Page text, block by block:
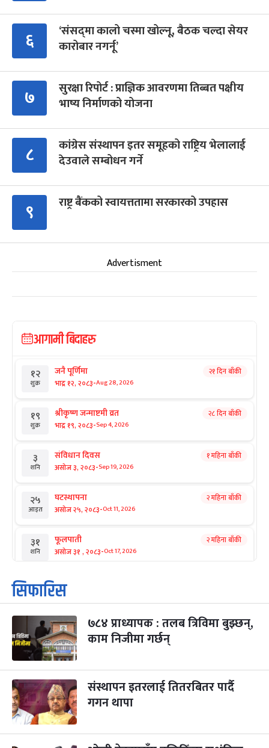
६
‘संसद्‍मा कालो चस्मा खोल्नू, बैठक चल्दा सेयर
कारोबार नगर्नू’
७
सुरक्षा रिपोर्ट : प्राज्ञिक आवरणमा तिब्बत पक्षीय
भाष्य निर्माणको योजना
८
कांग्रेस संस्थापन इतर समूहको राष्ट्रिय भेलालाई
देउवाले सम्बोधन गर्ने
९ राष्ट्र बैंकको स्वायत्ततामा सरकारको उपहास
Advertisment
आगामी बिदाहरु
१२
शुक्र
जनै पूर्णिमा
भाद्र १२, २०८३-Aug 28, 2026
२१ दिन बाँकी
१९
शुक्र
श्रीकृष्ण जन्माष्टमी व्रत
भाद्र १९, २०८३-Sep 4, 2026
२८ दिन बाँकी
३
शनि
संविधान दिवस
असोज ३, २०८३-Sep 19, 2026
१ महिना बाँकी
२५
आइत
घटस्थापना
असोज २५, २०८३-Oct 11, 2026
२ महिना बाँकी
३१
शनि
फूलपाती
असोज ३१ , २०८३-Oct 17, 2026
२ महिना बाँकी
१
आइत
कार्तिक सङ्क्रान्ति
कार्तिक १, २०८३
३
मंगल
महानवमी
कार्तिक ३, २०८३-Oct 20, 2026
२ महिना बाँकी
४
बुध कार्तिक ४, २०८३
५
बिहि
पापा‌ङ्कुशा एकादशी व्रत
कार्तिक ५, २०८३
सिफारिस
७८४ प्राध्यापक : तलब त्रिविमा बुझ्छन्,
काम निजीमा गर्छन्
संस्थापन इतरलाई तितरबितर पार्दै
गगन थापा